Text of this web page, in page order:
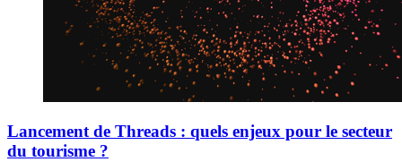
Lancement de Threads : quels enjeux pour le secteur
du tourisme ?